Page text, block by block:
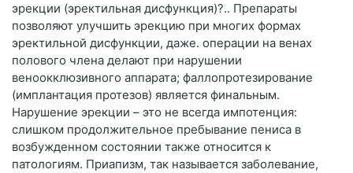
эрекции (эректильная дисфункция)?.. Препараты
позволяют улучшить эрекцию при многих формах
эректильной дисфункции, даже. операции на венах
полового члена делают при нарушении
веноокклюзивного аппарата; фаллопротезирование
(имплантация протезов) является финальным.
Нарушение эрекции – это не всегда импотенция:
слишком продолжительное пребывание пениса в
возбужденном состоянии также относится к
патологиям. Приапизм, так называется заболевание,